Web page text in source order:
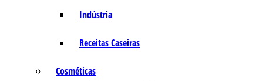
Indústria
Receitas Caseiras
Cosméticas